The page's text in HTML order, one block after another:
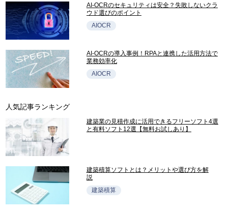
AI-OCRのセキュリティは安全？失敗しないクラ
ウド選びのポイント
AIOCR
AI-OCRの導入事例！RPAと連携した活用方法で
業務効率化
AIOCR
人気記事ランキング
建築業の見積作成に活用できるフリーソフト4選
と有料ソフト12選【無料お試しあり】
建築積算ソフトとは？メリットや選び方を解
説
建築積算